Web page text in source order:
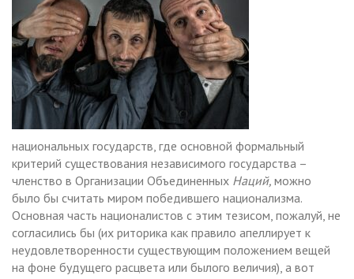
национальных государств, где основной формальный
критерий существования независимого государства –
членство в Организации Объединенных Наций, можно
было бы считать миром победившего национализма.
Основная часть националистов с этим тезисом, пожалуй, не
согласились бы (их риторика как правило апеллирует к
неудовлетворенности существующим положением вещей
на фоне будущего расцвета или былого величия), а вот